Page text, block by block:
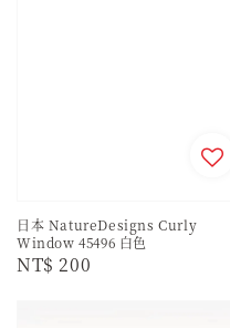
日本 NatureDesigns Curly
Window 45496 白色
Regular
NT$ 200